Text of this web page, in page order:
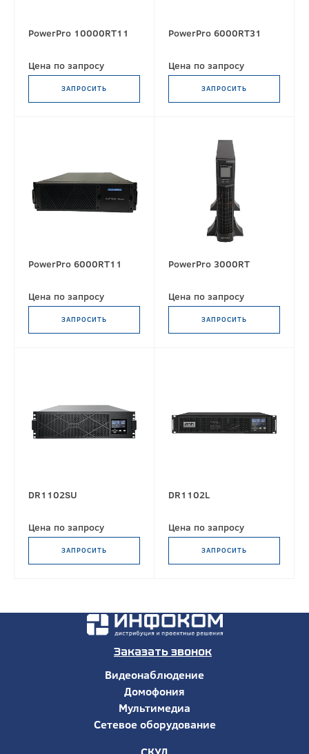
PowerPro 10000RT11
Цена по запросу
ЗАПРОСИТЬ
PowerPro 6000RT31
Цена по запросу
ЗАПРОСИТЬ
PowerPro 6000RT11
Цена по запросу
ЗАПРОСИТЬ
PowerPro 3000RT
Цена по запросу
ЗАПРОСИТЬ
DR1102SU
Цена по запросу
ЗАПРОСИТЬ
DR1102L
Цена по запросу
ЗАПРОСИТЬ
Заказать звонок
Видеонаблюдение
Домофония
Мультимедиа
Сетевое оборудование